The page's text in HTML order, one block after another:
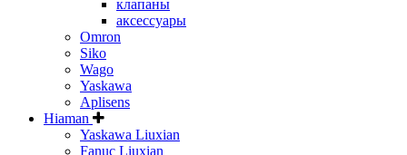
клапаны
аксессуары
Omron
Siko
Wago
Yaskawa
Aplisens
Hiaman
Yaskawa Liuxian
Fanuc Liuxian